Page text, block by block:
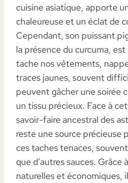
cuisine asiatique, apporte
chaleureuse et un éclat de
Cependant, son puissant
la présence du curcuma, est
tache nos vêtements,
traces jaunes, souvent
peuvent gâcher une soirée
un tissu précieux. Face à
savoir-faire ancestral des
reste une source précieuse
ces taches tenaces,
que d’autres sauces. Grâce
naturelles et économiques,